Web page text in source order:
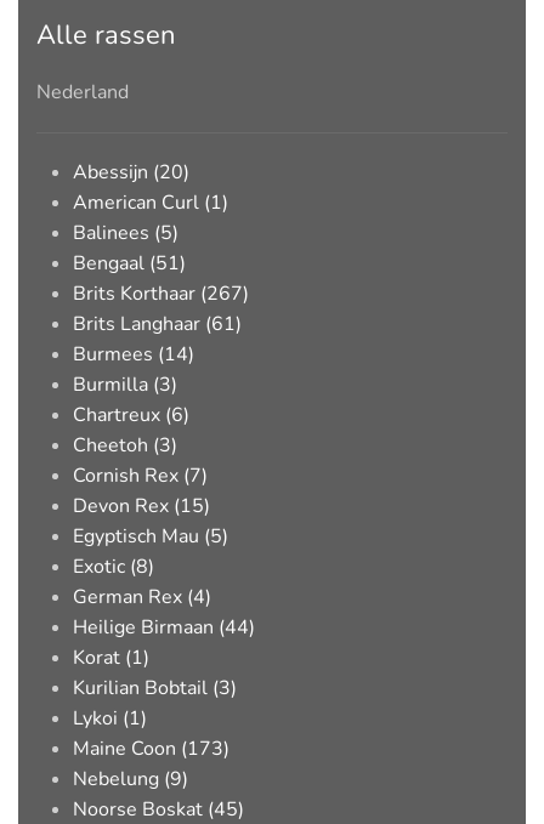
Alle rassen
Nederland
Abessijn (20)
American Curl (1)
Balinees (5)
Bengaal (51)
Brits Korthaar (267)
Brits Langhaar (61)
Burmees (14)
Burmilla (3)
Chartreux (6)
Cheetoh (3)
Cornish Rex (7)
Devon Rex (15)
Egyptisch Mau (5)
Exotic (8)
German Rex (4)
Heilige Birmaan (44)
Korat (1)
Kurilian Bobtail (3)
Lykoi (1)
Maine Coon (173)
Nebelung (9)
Noorse Boskat (45)